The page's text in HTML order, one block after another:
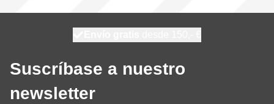
Suscríbase a nuestro
newsletter